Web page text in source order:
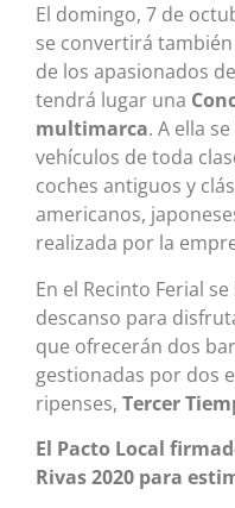
El domingo, 7 de
se convertirá
de los apasionados
tendrá lugar una
multimarca. A ella
vehículos de toda
coches antiguos y
americanos,
realizada por la
En el Recinto Ferial
descanso para
que ofrecerán dos
gestionadas por dos
ripenses, Tercer
El Pacto Local
Rivas 2020 para